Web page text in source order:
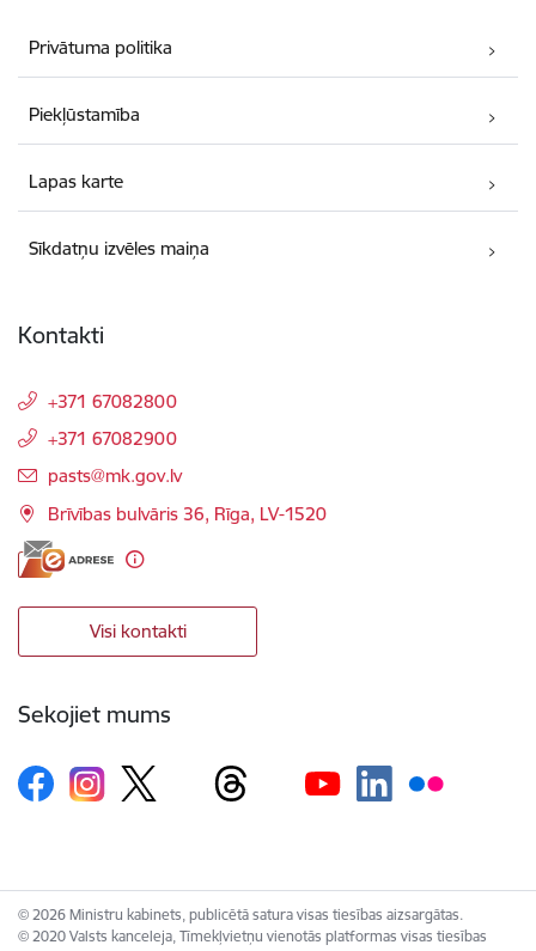
Privātuma politika
Piekļūstamība
Lapas karte
Sīkdatņu izvēles maiņa
Kontakti
+371 67082800
+371 67082900
E-pasts:
pasts@mk.gov.lv
Brīvības bulvāris 36, Rīga, LV-1520
Visi kontakti
Sekojiet mums
© 2026 Ministru kabinets, publicētā satura visas tiesības aizsargātas.
© 2020 Valsts kanceleja, Tīmekļvietņu vienotās platformas visas tiesības